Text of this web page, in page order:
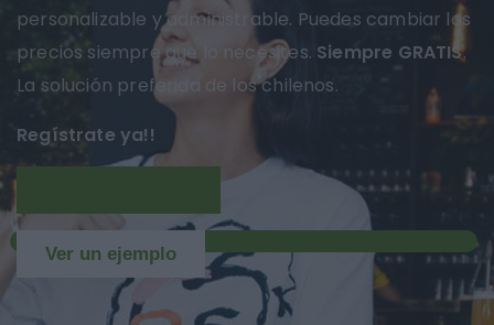
personalizable y administrable. Puedes cambiar los
precios siempre que lo necesites. Siempre GRATIS.
La solución preferida de los chilenos.
Regístrate ya!!
Ver un ejemplo